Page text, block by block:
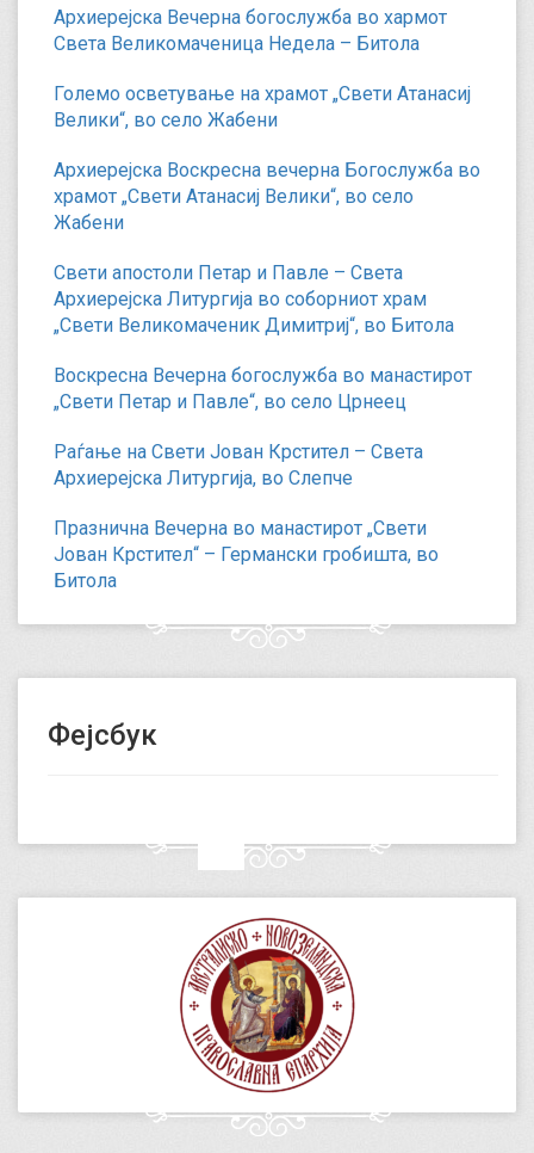
Архиерејска Вечерна богослужба во хармот
Света Великомаченица Недела – Битола
Големо осветување на храмот „Свети Атанасиј
Велики“, во село Жабени
Архиерејска Воскресна вечерна Богослужба во
храмот „Свети Атанасиј Велики“, во село
Жабени
Свети апостоли Петар и Павле – Света
Архиерејска Литургија во соборниот храм
„Свети Великомаченик Димитриј“, во Битола
Воскресна Вечерна богослужба во манастирот
„Свети Петар и Павле“, во село Црнеец
Раѓање на Свети Јован Крстител – Света
Архиерејска Литургија, во Слепче
Празнична Вечерна во манастирот „Свети
Јован Крстител“ – Германски гробишта, во
Битола
Фејсбук